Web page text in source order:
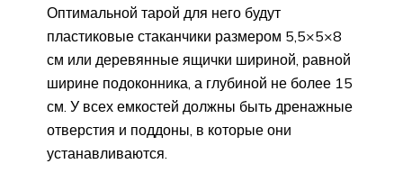
Оптимальной тарой для него будут
пластиковые стаканчики размером 5,5×5×8
см или деревянные ящички шириной, равной
ширине подоконника, а глубиной не более 15
см. У всех емкостей должны быть дренажные
отверстия и поддоны, в которые они
устанавливаются.